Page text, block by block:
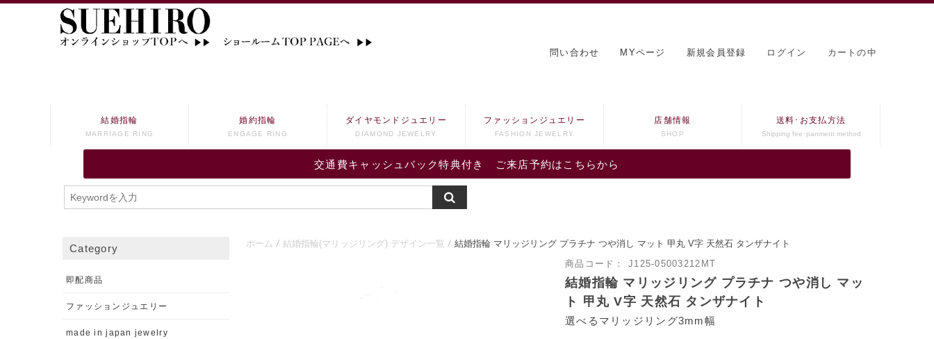
問い合わせ MYページ 新規会員登録 ログイン カートの中
交通費キャッシュバック特典付き ご来店予約はこちらから
結婚指輪
MARRIAGE RING
婚約指輪
ENGAGE RING
ダイヤモンドジュエリー
DIAMOND JEWELRY
ファッションジュエリー
FASHION JEWELRY
店舗情報
SHOP
送料･お支払方法
Shipping fee･panment method
ホーム 結婚指輪(マリッジリング) デザイン一覧 結婚指輪 マリッジリング プラチナ つや消し マット 甲丸 V字 天然石 タンザナイト
商品コード： J125-05003212MT
結婚指輪 マリッジリング プラチナ つや消し マッ
ト 甲丸 V字 天然石 タンザナイト
選べるマリッジリング3mm幅
Category
即配商品
ファッションジュエリー
made in japan jewelry